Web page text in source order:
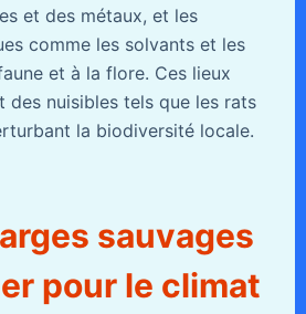
et des métaux, et les
comme les solvants et les
et à la flore. Ces lieux
des nuisibles tels que les rats
la biodiversité locale.
sauvages
pour le climat